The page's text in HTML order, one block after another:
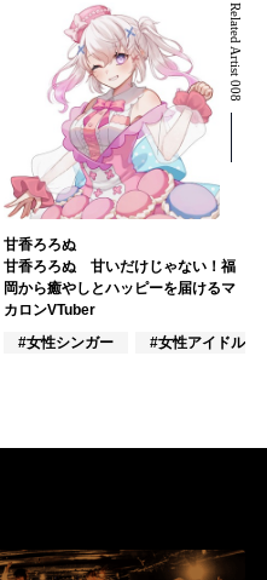
#インディーズ
Related Artist 008
甘香ろろぬ
甘香ろろぬ 甘いだけじゃない！福
岡から癒やしとハッピーを届けるマ
カロンVTuber
#女性シンガー
#女性アイドル